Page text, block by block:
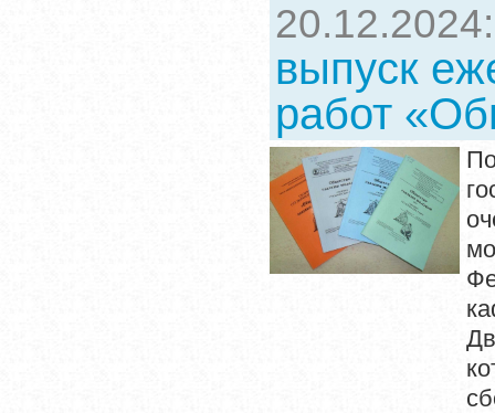
выпуск
работ